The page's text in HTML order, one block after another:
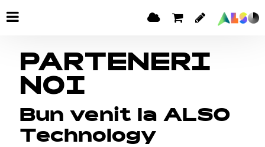
PARTENERI
NOI
Bun venit la ALSO
Technology